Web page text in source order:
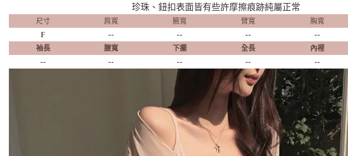
珍珠、鈕扣表面皆有些許摩擦痕跡純屬正常
尺寸 肩寬 腋寬 臂寬
胸寬
F
-- -- -- --
袖長 腰寬 下擺 全長 內裡
-- -- -- -- --